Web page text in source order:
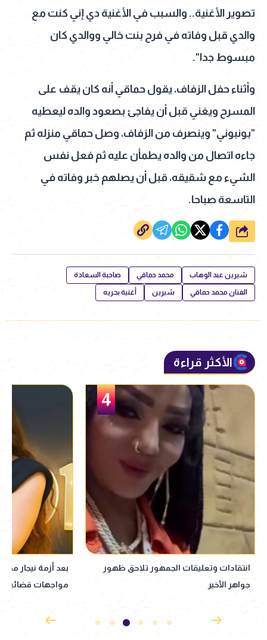
تصوير الأغنية.. والسبب في الأغنية دي إني كنت مع
والدي قبل وفاته في فرح بنت خالي ووالدي كان
مبسوط جدا".
وأثناء حفل الزفاف، يقول حماقي أنه كان يقف على
المسرح ويغني قبل أن يفاجئ بصعود والده ليعطيه
"بونبوني" وينصرف من الزفاف، وصل حماقي منزله ثم
جاءه اتصال من والده يطمأن عليه ثم فعل نفس
الشيء مع شقيقه، قبل أن يصلهم خبر وفاته في
التاسعة صباحا.
شارك
شيرين عبد الوهاب محمد حماقي صاحبة السعادة
الفنان محمد حماقي شيرين أغنية بحريه
الأكثر قراءة
5
بعد أزمة نيجار محمد.. فنانون دخلوا في
مواجهات قضائية وصلت للمحاكم
نبيلة عبيد تعود
إذاعي جديد مأخوذ
القدوس